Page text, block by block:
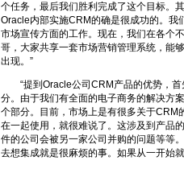
个任务，最后我们胜利完成了这个目标。
Oracle内部实施CRM的确是很成功的。我
市场宣传方面的工作。现在，我们在各个
哥，大家共享一套市场营销管理系统，能
出现。”
“提到Oracle公司CRM产品的优势，首
分。由于我们有全面的电子商务的解决方
个部分。目前，市场上是有很多关于CRM
在一起使用，就很难说了。这涉及到产品
件的公司会被另一家公司并购的问题等等
去想集成就是很麻烦的事。如果从一开始